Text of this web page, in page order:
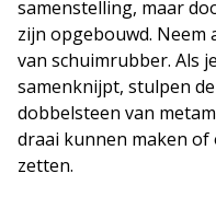
samenstelling, maar
zijn opgebouwd. Neem
van schuimrubber. Als
samenknijpt, stulpen
dobbelsteen van
draai kunnen maken
zetten.